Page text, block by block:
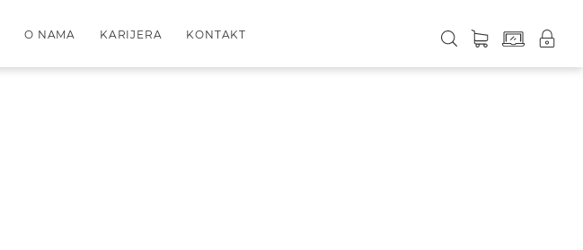
O NAMA KARIJERA KONTAKT